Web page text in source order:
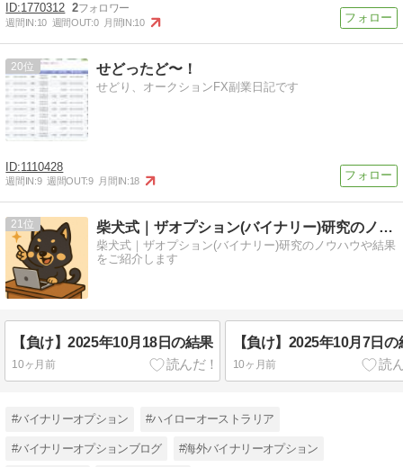
1770312 2
週間IN:10 週間OUT:0 月間IN:10
20 せどったど〜！
せどり、オークションFX副業日記です
1110428
週間IN:9 週間OUT:9 月間IN:18
21 柴犬式｜ザオプション(バイナリー)研究のノウハウをご紹介
柴犬式｜ザオプション(バイナリー)研究のノウハウや結果
をご紹介します
【負け】2025年10月18日の結果
10ヶ月前
【負け】2025年10月7日の
10ヶ月前
#バイナリーオプション #ハイローオーストラリア
#バイナリーオプションブログ #海外バイナリーオプション